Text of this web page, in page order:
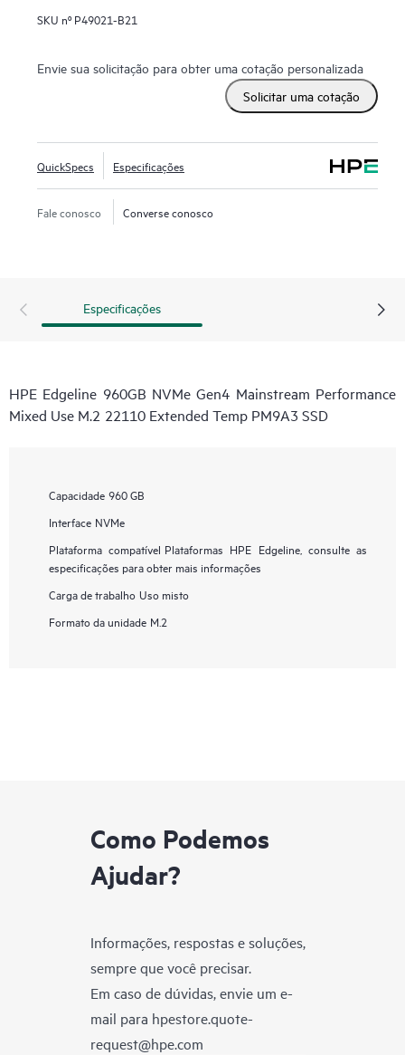
SKU nº P49021-B21
Envie sua solicitação para obter uma cotação personalizada
Solicitar uma cotação
QuickSpecs Especificações
Fale conosco Converse conosco
Especificações
HPE Edgeline 960GB NVMe Gen4 Mainstream Performance
Mixed Use M.2 22110 Extended Temp PM9A3 SSD
Capacidade 960 GB
Interface NVMe
Plataforma compatível Plataformas HPE Edgeline, consulte as
especificações para obter mais informações
Carga de trabalho Uso misto
Formato da unidade M.2
Como Podemos
Ajudar?
Informações, respostas e soluções,
sempre que você precisar.
Em caso de dúvidas, envie um e-
mail para hpestore.quote-
request@hpe.com